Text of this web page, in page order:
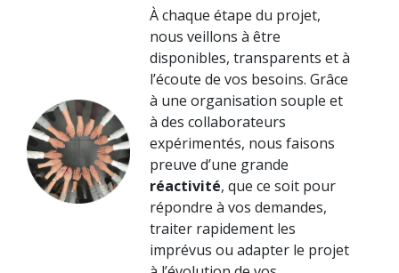
À chaque étape du projet,
nous veillons à être
disponibles, transparents et à
l’écoute de vos besoins. Grâce
à une organisation souple et
à des collaborateurs
expérimentés, nous faisons
preuve d’une grande
réactivité, que ce soit pour
répondre à vos demandes,
traiter rapidement les
imprévus ou adapter le projet